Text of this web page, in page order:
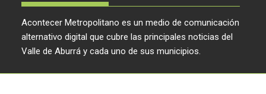
Acontecer Metropolitano es un medio de comunicación
alternativo digital que cubre las principales noticias del
Valle de Aburrá y cada uno de sus municipios.